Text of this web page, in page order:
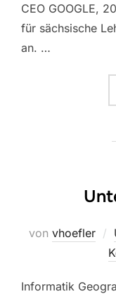
CEO GOOGLE,
für sächsische
an. …
von vhoefler
Informatik